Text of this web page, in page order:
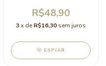
R$48,90
3x de R$16,30 sem juros
ESPIAR